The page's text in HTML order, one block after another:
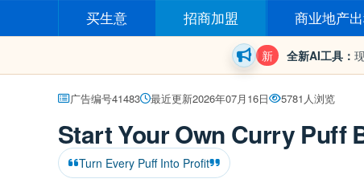
买生意 招商加盟 商业地产
新 全新AI工具：
广告编号41483 最近更新2026年07月16日 5781人浏览
Start Your Own Curry Puff
Turn Every Puff Into Profit